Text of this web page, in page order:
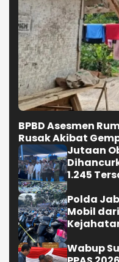
1.245
Polda
Mobil
Wabup
PPAS
Legislatif
NASIONAL